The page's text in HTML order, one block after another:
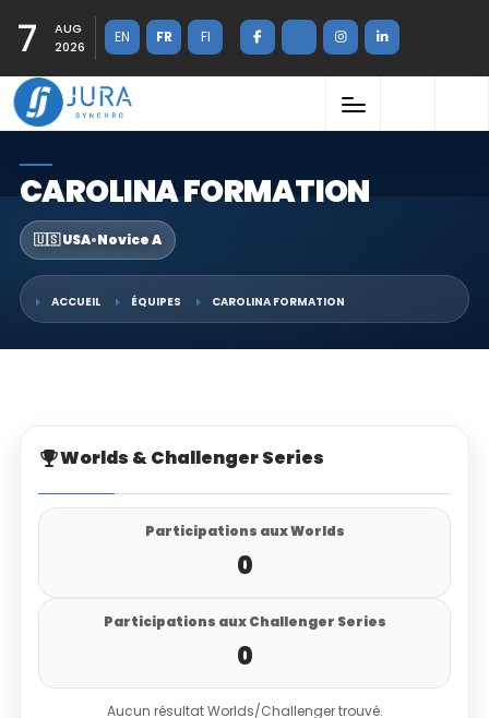
7
AUG
2026
EN FR FI
CAROLINA FORMATION
🇺🇸 USA•Novice A
ACCUEIL ÉQUIPES CAROLINA FORMATION
Worlds & Challenger Series
Participations aux Worlds
0
Participations aux Challenger Series
0
Aucun résultat Worlds/Challenger trouvé.